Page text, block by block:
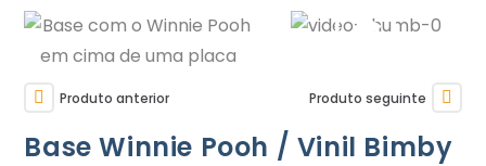
Produto anterior Produto seguinte
Base Winnie Pooh / Vinil Bimby